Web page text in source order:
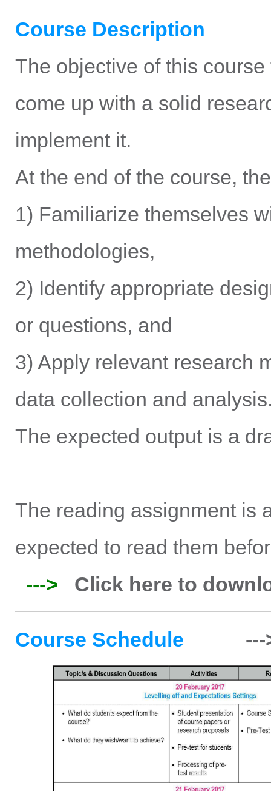
Course Description
The objective of this
come up with a solid
implement it.
At the end of the course,
1) Familiarize themselves
methodologies,
2) Identify appropriate
or questions, and
3) Apply relevant research
data collection and
The expected output is a
The reading assignment is
expected to read them
---> Click here to
Course Schedule